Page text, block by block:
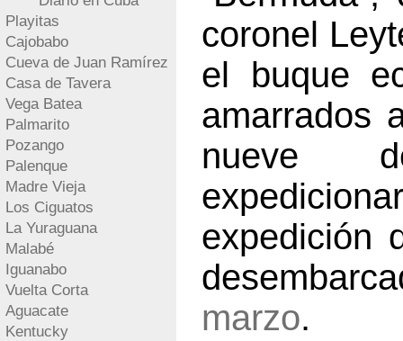
Playitas
Cajobabo
Cueva de Juan Ramírez
Casa de Tavera
Vega Batea
Palmarito
Pozango
Palenque
Madre Vieja
Los Ciguatos
La Yuraguana
Malabé
Iguanabo
Vuelta Corta
Aguacate
Kentucky
coronel
el buque
amarrados
nueve
expedición
marzo.